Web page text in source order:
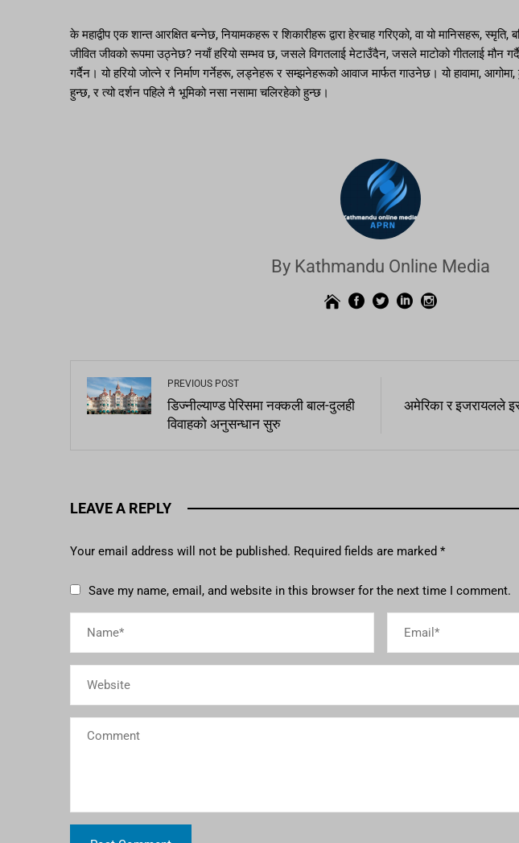
के महाद्वीप एक शान्त आरक्षित बन्नेछ, नियामकहरू र शिकारीहरू द्वारा हेरचाह गरिएको, वा यो मानिसहरू, स्मृति,
जीवित जीवको रूपमा उठ्नेछ? नयाँ हरियो सम्भव छ, जसले विगतलाई मेटाउँदैन, जसले माटोको गीतलाई मौन
गर्दैन। यो हरियो जोत्ने र निर्माण गर्नेहरू, लड्नेहरू र सम्झनेहरूको आवाज मार्फत गाउनेछ। यो हावामा,
हुन्छ, र त्यो दर्शन पहिले नै भूमिको नसा नसामा चलिरहेको हुन्छ।
By Kathmandu Online Media
PREVIOUS POST
डिज्नील्याण्ड पेरिसमा नक्कली बाल-दुलही
विवाहको अनुसन्धान सुरु
अमेरिका र इजरायलले
LEAVE A REPLY
Your email address will not be published. Required fields are marked *
Save my name, email, and website in this browser for the next time I comment.